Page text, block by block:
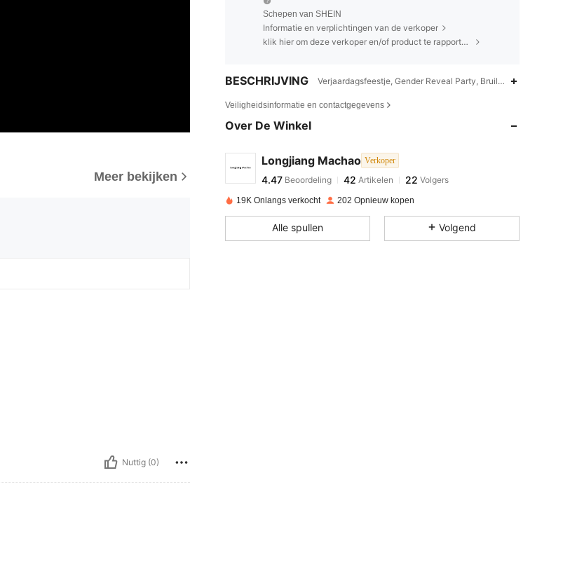
Meer bekijken
Nuttig (0)
Schepen van SHEIN
Informatie en verplichtingen van de verkoper
klik hier om deze verkoper en/of product te rapporteren.
BESCHRIJVING Verjaardagsfeestje, Gender Reveal Party, Bruiloftsfeest,
Veiligheidsinformatie en contactgegevens
Over De Winkel
Longjiang Machao Verkoper
4.47 42 22
4.47
Beoordeling Artikelen
m***nbetaalde 1 dag geleden
19K Onlangs verkocht 202 Opnieuw kopen
Alle spullen Volgend